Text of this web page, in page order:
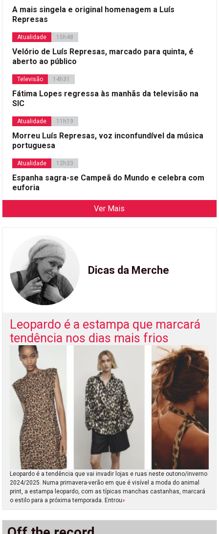
A mais singela e original homenagem a Luís
Represas
Atualidade 15h48
Velório de Luís Represas, marcado para quinta, é
aberto ao público
Televisão 14h31
Fátima Lopes regressa às manhãs da televisão na
SIC
Atualidade 11h19
Morreu Luís Represas, voz inconfundível da música
portuguesa
Atualidade 12h33
Espanha sagra-se Campeã do Mundo e celebra com
euforia
Ver Mais
Dicas da Merche
Leopardo é a estampa que marcará
tendência nos dias mais frios
Leopardo é a tendência que vai invadir lojas e ruas neste outono/inverno
2024/2025. Numa primavera-verão em que é visível a moda do animal
print, a estampa leopardo, com as típicas manchas castanhas, marcará
o estilo para a próxima temporada. Entrou»